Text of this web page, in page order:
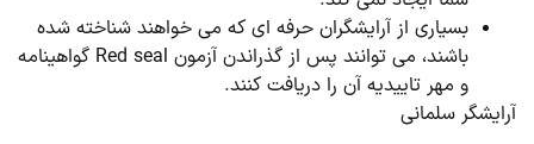
بسیاری از آرایشگران حرفه ای که می ‌خواهند شناخته شده
باشند، می توانند پس از گذراندن آزمون Red seal گواهینامه
و مهر تاییدیه آن را دریافت کنند.
آرایشگر سلمانی